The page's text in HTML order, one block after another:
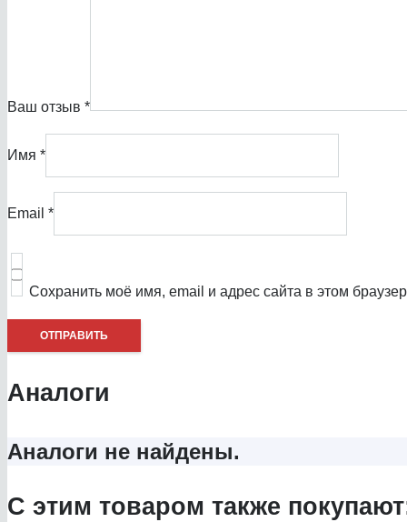
Ваш отзыв *
Имя *
Email *
Сохранить моё имя, email и адрес сайта в этом
Аналоги
Аналоги не найдены.
С этим товаром также